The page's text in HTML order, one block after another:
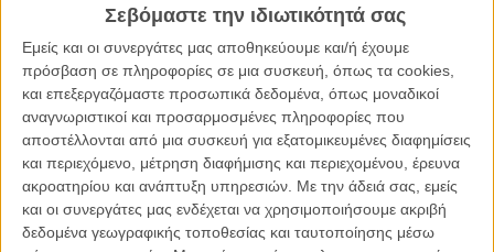
Σεβόμαστε την ιδιωτικότητά σας
Εμείς και οι συνεργάτες μας αποθηκεύουμε και/ή έχουμε
πρόσβαση σε πληροφορίες σε μια συσκευή, όπως τα cookies,
και επεξεργαζόμαστε προσωπικά δεδομένα, όπως μοναδικοί
αναγνωριστικοί και προσαρμοσμένες πληροφορίες που
αποστέλλονται από μια συσκευή για εξατομικευμένες διαφημίσεις
και περιεχόμενο, μέτρηση διαφήμισης και περιεχομένου, έρευνα
ακροατηρίου και ανάπτυξη υπηρεσιών. Με την άδειά σας, εμείς
και οι συνεργάτες μας ενδέχεται να χρησιμοποιήσουμε ακριβή
δεδομένα γεωγραφικής τοποθεσίας και ταυτοποίησης μέσω
του Αλεν Γκίνσμπεργκ στο «Kill Your Darlings» του Τζον Κροκίδας,
του Αλεξάντρ Αζά, επίτιμου μέλους του splat pack και σκηνοθέτη του
«Haute Tension», του «The Hills Have Eyes» και του «Πιράνχα
3D». Η ταινία κάνει απόψε την επίσημη πρεμιέρα της στο Φεστιβάλ
του Τορόντο.
Διαβάστε εδώ τη γνώμη του Flix για το «Kill Your Darlings» και για
τη συνάντηση με τον Ντάνιελ Ράντκλιφ στο Φεστιβάλ Βενετίας.
Η ταινία βασίζεται στο ομότιτλο μυθιστόρημα του Τζο Χιλ, γιου του